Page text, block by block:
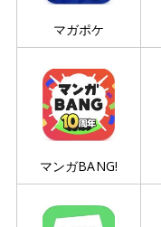
マガポケ
マンガBANG!